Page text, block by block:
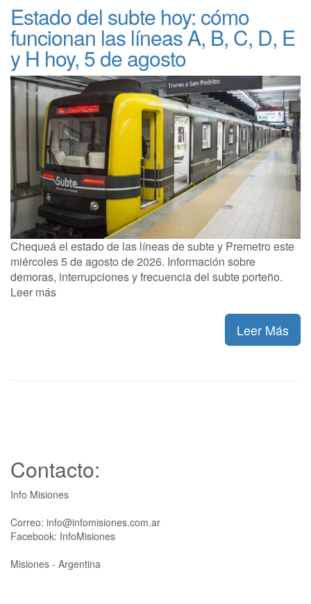
Estado del subte hoy: cómo
funcionan las líneas A, B, C, D, E
y H hoy, 5 de agosto
Chequeá el estado de las líneas de subte y Premetro este
miércoles 5 de agosto de 2026. Información sobre
demoras, interrupciones y frecuencia del subte porteño.
Leer más
Leer Más
Contacto:
Info Misiones
Correo: info@infomisiones.com.ar
Facebook: InfoMisiones
Misiones - Argentina